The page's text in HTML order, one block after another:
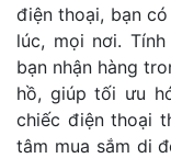
điện thoại, bạn
lúc, mọi nơi.
bạn nhận hàng
hồ, giúp tối ưu
chiếc điện thoại
tâm mua sắm di